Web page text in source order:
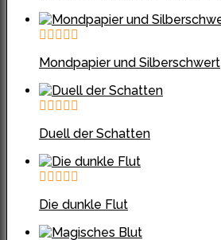
Mondpapier und Silberschwert
Duell der Schatten
Die dunkle Flut